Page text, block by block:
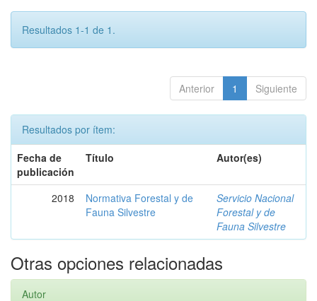
Resultados 1-1 de 1.
Anterior 1 Siguiente
Resultados por ítem:
Fecha de
publicación
Título Autor(es)
2018
Normativa Forestal y de
Fauna Silvestre
Servicio Nacional
Forestal y de
Fauna Silvestre
Otras opciones relacionadas
Autor